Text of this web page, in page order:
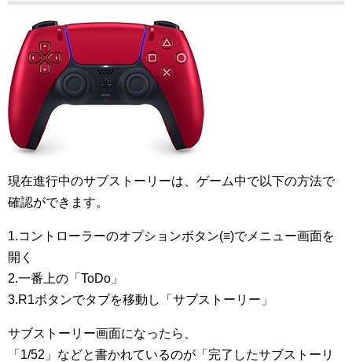
現在進行中のサブストーリーは、ゲーム中で以下の方法で
確認ができます。
1.コントローラーのオプションボタン(≡)でメニュー画面を
開く
2.一番上の「ToDo」
3.R1ボタンでタブを移動し「サブストーリー」
サブストーリー画面になったら、
「1/52」などと書かれているのが「完了したサブストーリ